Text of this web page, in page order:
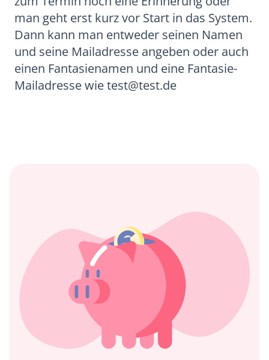
man geht erst kurz vor Start in das System.
Dann kann man entweder seinen Namen
und seine Mailadresse angeben oder auch
einen Fantasienamen und eine Fantasie-
Mailadresse wie test@test.de